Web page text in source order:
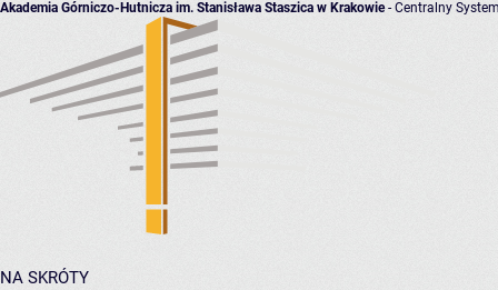
Akademia Górniczo-Hutnicza im. Stanisława Staszica w Krakowie- Centralny
NA SKRÓTY